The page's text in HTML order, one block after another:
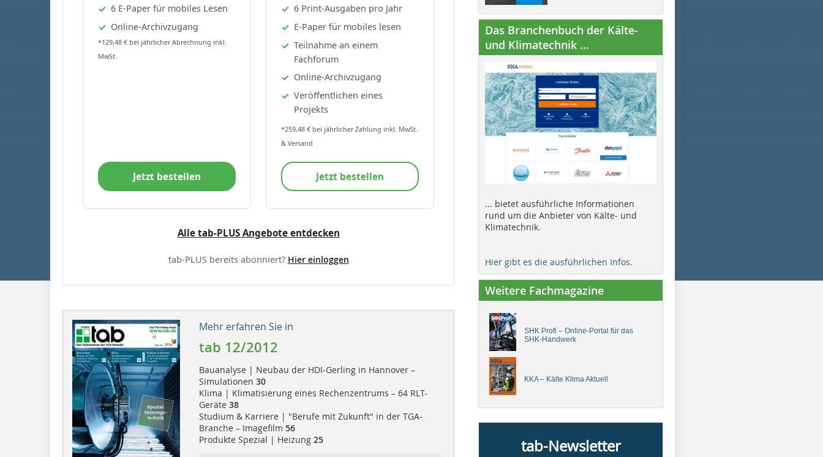
6 E-Paper für mobiles Lesen
Online-Archivzugang
*129,48 € bei jährlicher Abrechnung inkl.
MwSt.
Jetzt bestellen
6 Print-Ausgaben pro Jahr
E-Paper für mobiles lesen
Teilnahme an einem
Fachforum
Online-Archivzugang
Veröffentlichen eines
Projekts
*259,48 € bei jährlicher Zahlung inkl. MwSt.
& Versand
Jetzt bestellen
Alle tab-PLUS Angebote entdecken
tab-PLUS bereits abonniert? Hier einloggen
Mehr erfahren Sie in
tab 12/2012
Bauanalyse | Neubau der HDI-Gerling in Hannover –
Simulationen 30
Klima | Klimatisierung eines Rechenzentrums – 64 RLT-
Geräte 38
Studium & Karriere | "Berufe mit Zukunft" in der TGA-
Branche – Imagefilm 56
Produkte Spezial | Heizung 25
Das Branchenbuch der Kälte-
und Klimatechnik ...
... bietet ausführliche Informationen
rund um die Anbieter von Kälte- und
Klimatechnik.
Hier gibt es die ausführlichen Infos.
Weitere Fachmagazine
SHK Profi – Online-Portal für das
SHK-Handwerk
KKA – Kälte Klima Aktuell
tab-Newsletter